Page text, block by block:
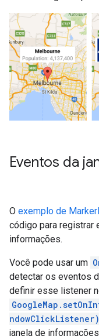
Eventos da
O exemplo de
código para registrar
informações.
Você pode usar um
detectar os eventos
definir esse listener
ndowClickListener)
janela de